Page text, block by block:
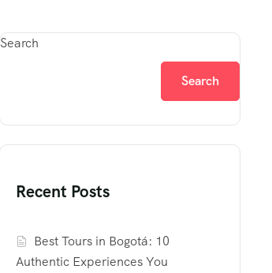
Search
Search
Recent Posts
Best Tours in Bogotá: 10
Authentic Experiences You